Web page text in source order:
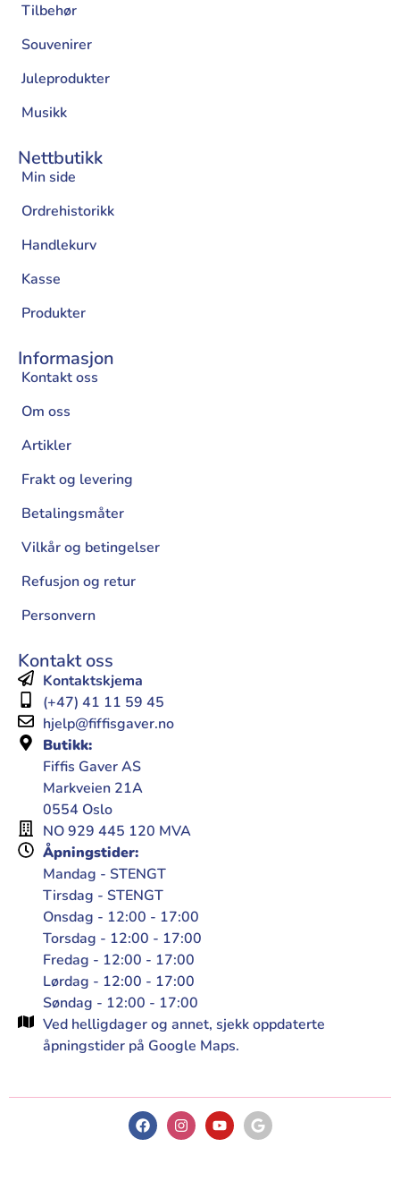
Tilbehør
Souvenirer
Juleprodukter
Musikk
Nettbutikk
Min side
Ordrehistorikk
Handlekurv
Kasse
Produkter
Informasjon
Kontakt oss
Om oss
Artikler
Frakt og levering
Betalingsmåter
Vilkår og betingelser
Refusjon og retur
Personvern
Kontakt oss
Kontaktskjema
(+47) 41 11 59 45
hjelp@fiffisgaver.no
Butikk:
Fiffis Gaver AS
Markveien 21A
0554 Oslo
NO 929 445 120 MVA
Åpningstider:
Mandag - STENGT
Tirsdag - STENGT
Onsdag - 12:00 - 17:00
Torsdag - 12:00 - 17:00
Fredag - 12:00 - 17:00
Lørdag - 12:00 - 17:00
Søndag - 12:00 - 17:00
Ved helligdager og annet, sjekk oppdaterte
åpningstider på Google Maps.